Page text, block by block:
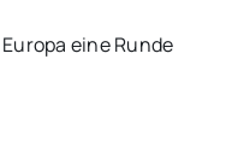
eine Runde